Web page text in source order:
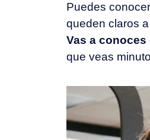
Puedes
queden claros
Vas a
que veas